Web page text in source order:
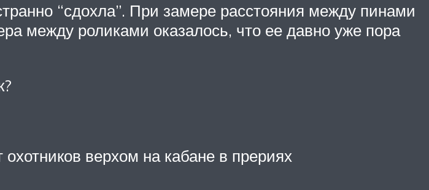
“сдохла”. При замере расстояния между пинами
между роликами оказалось, что ее давно уже пора
верхом на кабане в прериях